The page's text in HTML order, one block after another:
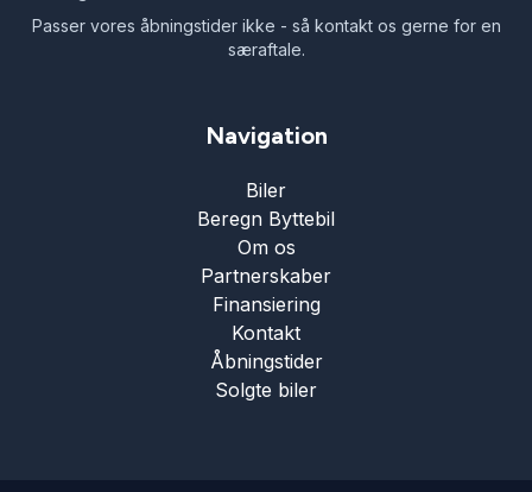
Passer vores åbningstider ikke - så kontakt os gerne for en
særaftale.
Navigation
Biler
Beregn Byttebil
Om os
Partnerskaber
Finansiering
Kontakt
Åbningstider
Solgte biler